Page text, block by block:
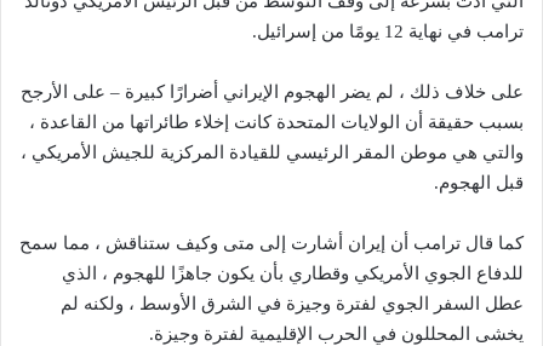
ترامب في نهاية 12 يومًا من إسرائيل.
على خلاف ذلك ، لم يضر الهجوم الإيراني أضرارًا كبيرة – على الأرجح
بسبب حقيقة أن الولايات المتحدة كانت إخلاء طائراتها من القاعدة ،
والتي هي موطن المقر الرئيسي للقيادة المركزية للجيش الأمريكي ،
قبل الهجوم.
كما قال ترامب أن إيران أشارت إلى متى وكيف ستناقش ، مما سمح
للدفاع الجوي الأمريكي وقطاري بأن يكون جاهزًا للهجوم ، الذي
عطل السفر الجوي لفترة وجيزة في الشرق الأوسط ، ولكنه لم
يخشى المحللون في الحرب الإقليمية لفترة وجيزة.